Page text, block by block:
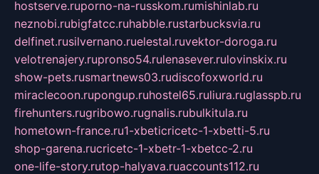
hostserve.ruporno-na-russkom.rumishinlab.ru
neznobi.rubigfatcc.ruhabble.rustarbucksvia.ru
delfinet.rusilvernano.ruelestal.ruvektor-doroga.ru
velotrenajery.rupronso54.rulenasever.rulovinskix.ru
show-pets.rusmartnews03.rudiscofoxworld.ru
miraclecoon.rupongup.ruhostel65.ruliura.ruglasspb.ru
firehunters.rugribowo.rugnalis.rubulkitula.ru
hometown-france.ru1-xbeticricetc-1-xbetti-5.ru
shop-garena.rucricetc-1-xbetr-1-xbetcc-2.ru
one-life-story.rutop-halyava.ruaccounts112.ru